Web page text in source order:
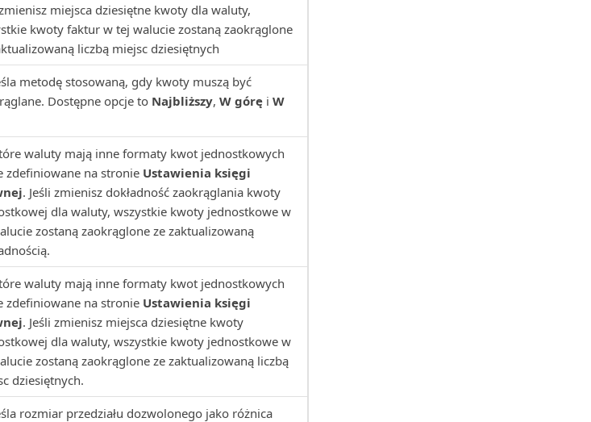
miejsca dziesiętne kwoty dla waluty,
kwoty faktur w tej walucie zostaną zaokrąglone
liczbą miejsc dziesiętnych
metodę stosowaną, gdy kwoty muszą być
Dostępne opcje to Najbliższy, W góręi W
waluty mają inne formaty kwot jednostkowych
zdefiniowane na stronie Ustawienia księgi
. Jeśli zmienisz dokładność zaokrąglania kwoty
dla waluty, wszystkie kwoty jednostkowe w
zostaną zaokrąglone ze zaktualizowaną
waluty mają inne formaty kwot jednostkowych
zdefiniowane na stronie Ustawienia księgi
. Jeśli zmienisz miejsca dziesiętne kwoty
dla waluty, wszystkie kwoty jednostkowe w
zostaną zaokrąglone ze zaktualizowaną liczbą
dziesiętnych.
rozmiar przedziału dozwolonego jako różnica